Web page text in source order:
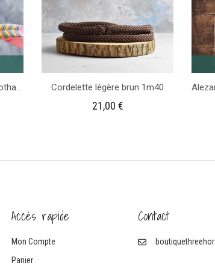
ciel
Licol plat Rose pastel en biothane – Gamme Camaïeu Cordelette légère brun 1m40
21,00 €
Accès rapide
Mon Compte
Panier
Contact